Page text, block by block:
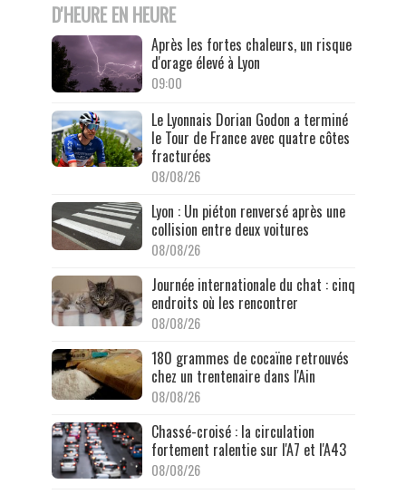
D'HEURE EN HEURE
Après les fortes chaleurs, un risque
d'orage élevé à Lyon
09:00
Le Lyonnais Dorian Godon a terminé
le Tour de France avec quatre côtes
fracturées
08/08/26
Lyon : Un piéton renversé après une
collision entre deux voitures
08/08/26
Journée internationale du chat : cinq
endroits où les rencontrer
08/08/26
180 grammes de cocaïne retrouvés
chez un trentenaire dans l'Ain
08/08/26
Chassé-croisé : la circulation
fortement ralentie sur l'A7 et l'A43
08/08/26